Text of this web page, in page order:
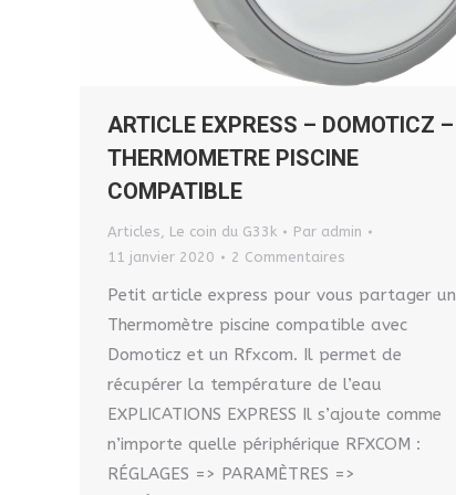
ARTICLE EXPRESS – DOMOTICZ –
THERMOMETRE PISCINE
COMPATIBLE
Articles, Le coin du G33k Par admin
11 janvier 2020
2 Commentaires
Petit article express pour vous partager un
Thermomètre piscine compatible avec
Domoticz et un Rfxcom. Il permet de
récupérer la température de l’eau
EXPLICATIONS EXPRESS Il s’ajoute comme
n’importe quelle périphérique RFXCOM :
RÉGLAGES => PARAMÈTRES =>